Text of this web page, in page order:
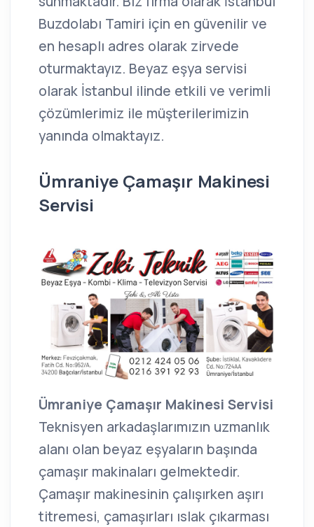
Buzdolabı Tamiri için en güvenilir ve
en hesaplı adres olarak zirvede
oturmaktayız. Beyaz eşya servisi
olarak İstanbul ilinde etkili ve verimli
çözümlerimiz ile müşterilerimizin
yanında olmaktayız.
Ümraniye Çamaşır Makinesi
Servisi
Ümraniye Çamaşır Makinesi Servisi
Teknisyen arkadaşlarımızın uzmanlık
alanı olan beyaz eşyaların başında
çamaşır makinaları gelmektedir.
Çamaşır makinesinin çalışırken aşırı
titremesi, çamaşırları ıslak çıkarması